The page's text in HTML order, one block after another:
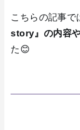
こちらの記事で
story』の内容
た😊